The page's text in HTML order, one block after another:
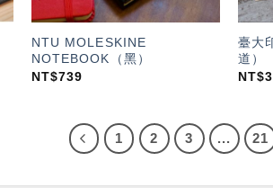
NTU MOLESKINE
NOTEBOOK（黑）
NT$739
臺大
道）
NT$
1 2 3 ... 21